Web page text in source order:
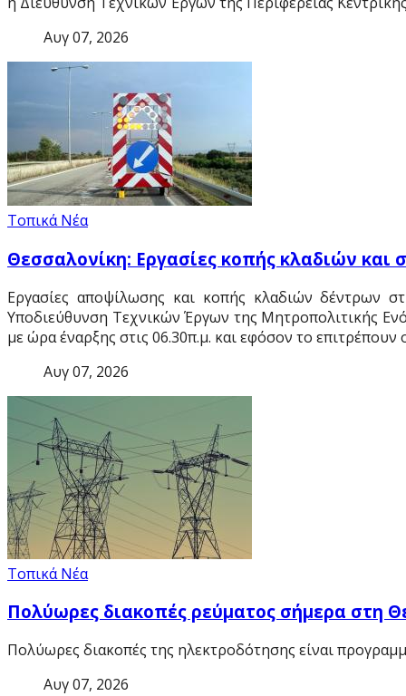
Αυγ 07, 2026
Τοπικά Νέα
Θεσσαλονίκη: Εργασίες κοπής κλαδιών και
Εργασίες αποψίλωσης και κοπής κλαδιών δέντρων
Υποδιεύθυνση Τεχνικών Έργων της Μητροπολιτικής
με ώρα έναρξης στις 06.30π.μ. και εφόσον το επιτρέπουν
Αυγ 07, 2026
Τοπικά Νέα
Πολύωρες διακοπές ρεύματος σήμερα στη
Πολύωρες διακοπές της ηλεκτροδότησης είναι
Αυγ 07, 2026